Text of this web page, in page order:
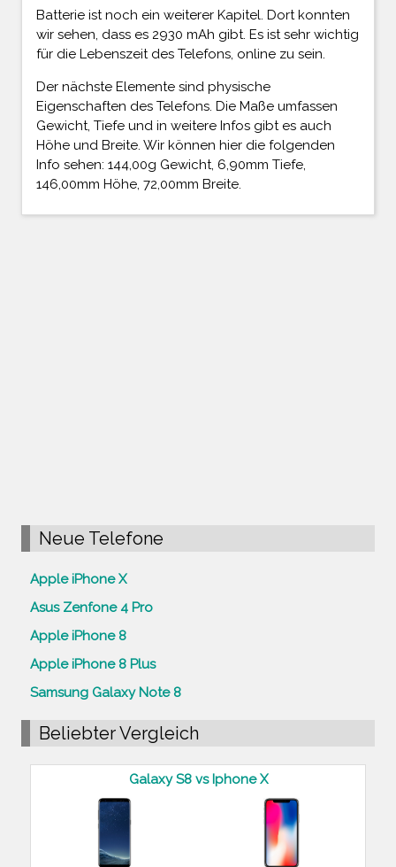
Batterie ist noch ein weiterer Kapitel. Dort konnten
wir sehen, dass es 2930 mAh gibt. Es ist sehr wichtig
für die Lebenszeit des Telefons, online zu sein.
Der nächste Elemente sind physische
Eigenschaften des Telefons. Die Maße umfassen
Gewicht, Tiefe und in weitere Infos gibt es auch
Höhe und Breite. Wir können hier die folgenden
Info sehen: 144,00g Gewicht, 6,90mm Tiefe,
146,00mm Höhe, 72,00mm Breite.
Neue Telefone
Apple iPhone X
Asus Zenfone 4 Pro
Apple iPhone 8
Apple iPhone 8 Plus
Samsung Galaxy Note 8
Beliebter Vergleich
Galaxy S8 vs Iphone X